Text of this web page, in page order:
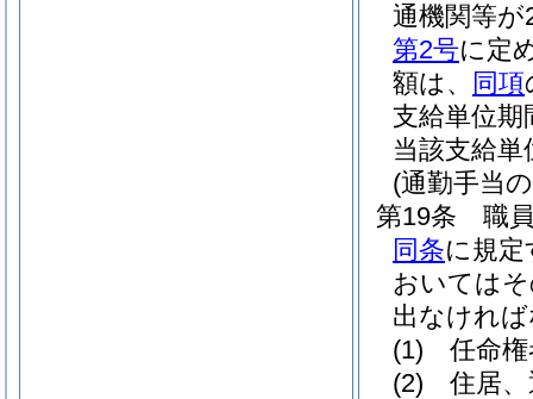
通機関等
第2号に定
額は、
同項
支給単位
当該支給
(通勤手当
第19条
職
同条に規
おいては
出なけれ
(1)
任命
(2)
住居